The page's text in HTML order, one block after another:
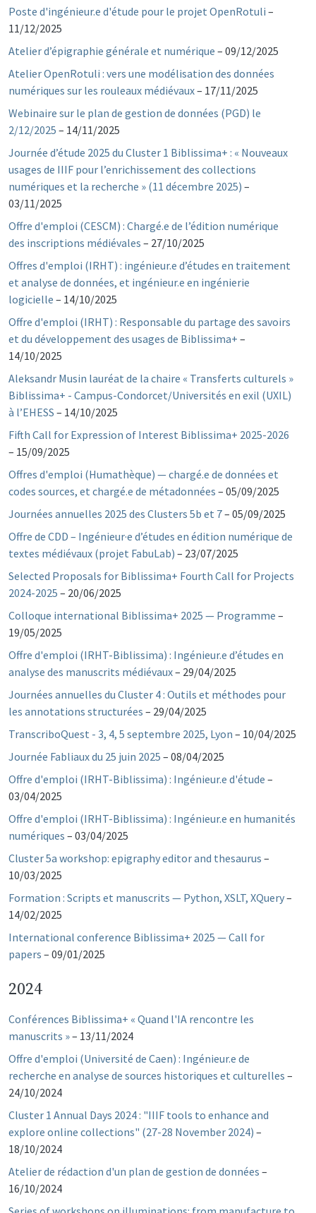
Poste d'ingénieur.e d'étude pour le projet OpenRotuli –
11/12/2025
Atelier d’épigraphie générale et numérique – 09/12/2025
Atelier OpenRotuli : vers une modélisation des données
numériques sur les rouleaux médiévaux– 17/11/2025
Webinaire sur le plan de gestion de données (PGD) le
2/12/2025 – 14/11/2025
Journée d’étude 2025 du Cluster 1 Biblissima+ : « Nouveaux
usages de IIIF pour l’enrichissement des collections
numériques et la recherche » (11 décembre 2025) –
03/11/2025
Offre d'emploi (CESCM) : Chargé.e de l’édition numérique
des inscriptions médiévales – 27/10/2025
Offres d'emploi (IRHT) : ingénieur.e d’études en traitement
et analyse de données, et ingénieur.e en ingénierie
logicielle – 14/10/2025
Offre d'emploi (IRHT) : Responsable du partage des savoirs
et du développement des usages de Biblissima+ –
14/10/2025
Aleksandr Musin lauréat de la chaire « Transferts culturels »
Biblissima+ - Campus-Condorcet/Universités en exil (UXIL)
à l’EHESS – 14/10/2025
Fifth Call for Expression of Interest Biblissima+ 2025-2026
– 15/09/2025
Offres d'emploi (Humathèque) — chargé.e de données et
codes sources, et chargé.e de métadonnées – 05/09/2025
Journées annuelles 2025 des Clusters 5b et 7– 05/09/2025
Offre de CDD – Ingénieur·e d’études en édition numérique de
textes médiévaux (projet FabuLab) – 23/07/2025
Selected Proposals for Biblissima+ Fourth Call for Projects
2024-2025 – 20/06/2025
Colloque international Biblissima+ 2025 — Programme –
19/05/2025
Offre d'emploi (IRHT-Biblissima) : Ingénieur.e d’études en
analyse des manuscrits médiévaux– 29/04/2025
Journées annuelles du Cluster 4 : Outils et méthodes pour
les annotations structurées – 29/04/2025
TranscriboQuest - 3, 4, 5 septembre 2025, Lyon – 10/04/2025
Journée Fabliaux du 25 juin 2025 – 08/04/2025
Offre d'emploi (IRHT-Biblissima) : Ingénieur.e d'étude –
03/04/2025
Offre d'emploi (IRHT-Biblissima) : Ingénieur.e en humanités
numériques – 03/04/2025
Cluster 5a workshop: epigraphy editor and thesaurus –
10/03/2025
Formation : Scripts et manuscrits — Python, XSLT, XQuery–
14/02/2025
International conference Biblissima+ 2025 — Call for
papers – 09/01/2025
2024
Conférences Biblissima+ « Quand l'IA rencontre les
manuscrits »– 13/11/2024
Offre d'emploi (Université de Caen) : Ingénieur.e de
recherche en analyse de sources historiques et culturelles –
24/10/2024
Cluster 1 Annual Days 2024 : "IIIF tools to enhance and
explore online collections" (27-28 November 2024) –
18/10/2024
Atelier de rédaction d'un plan de gestion de données –
16/10/2024